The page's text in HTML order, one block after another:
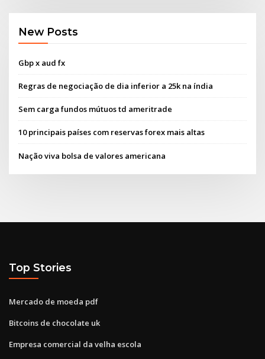
New Posts
Gbp x aud fx
Regras de negociação de dia inferior a 25k na índia
Sem carga fundos mútuos td ameritrade
10 principais países com reservas forex mais altas
Nação viva bolsa de valores americana
Top Stories
Mercado de moeda pdf
Bitcoins de chocolate uk
Empresa comercial da velha escola